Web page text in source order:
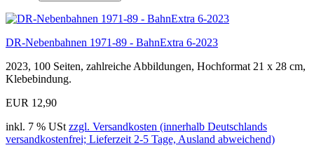
DR-Nebenbahnen 1971-89 - BahnExtra 6-2023
2023, 100 Seiten, zahlreiche Abbildungen, Hochformat 21 x 28 cm,
Klebebindung.
EUR 12,90
inkl. 7 % USt zzgl. Versandkosten (innerhalb Deutschlands
versandkostenfrei; Lieferzeit 2-5 Tage, Ausland abweichend)